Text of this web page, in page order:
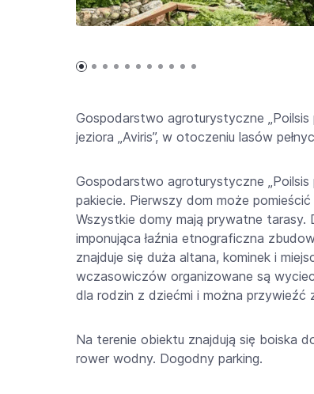
Gospodarstwo agroturystyczne „Poilsis
jeziora „Aviris”, w otoczeniu lasów
Gospodarstwo agroturystyczne
pakiecie. Pierwszy dom może
Wszystkie domy mają prywatne
imponująca łaźnia etnograficzna
znajduje się duża altana, kominek i
wczasowiczów organizowane są
dla rodzin z dziećmi i można przywieźć
Na terenie obiektu znajdują się boiska
rower wodny. Dogodny parking.